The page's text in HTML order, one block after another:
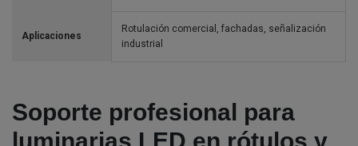
Aplicaciones
Rotulación comercial, fachadas, señalización
industrial
Soporte profesional para
luminarias LED en rótulos y